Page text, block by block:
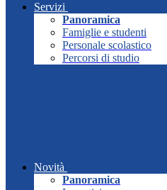
Servizi
Panoramica
Famiglie e studenti
Personale scolastico
Percorsi di studio
Novità
Panoramica